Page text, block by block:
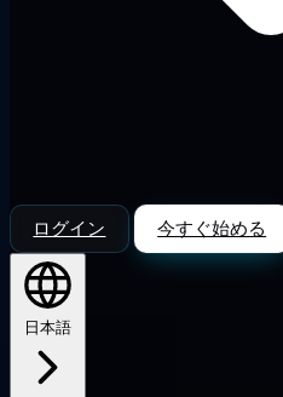
ログイン 今すぐ始める
日本語